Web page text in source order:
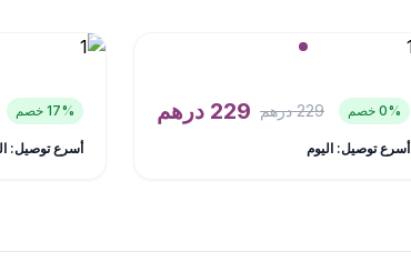
0% خصم 229درهم 229 درهم
أسرع توصيل: اليوم
17% خصم
أسرع توصيل: